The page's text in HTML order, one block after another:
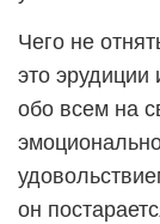
Чего не
это эрудиции
обо всем на
он